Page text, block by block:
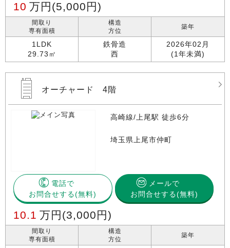
10 万円 (5,000円)
間取り
専有面積
1LDK
29.73㎡
構造
方位
鉄骨造
西
築年
2026年02月
(1年未満)
オーチャード 4階
高崎線/上尾駅 徒歩6分
埼玉県上尾市仲町
電話で
お問合せする
メールで
お問合せする(無料)
10.1 万円 (3,000円)
間取り
専有面積
構造
方位
築年